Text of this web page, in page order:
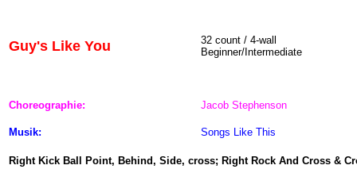
Guy's Like You
32 count / 4-wall
Beginner/Intermediate
Choreographie: Jacob Stephenson
Musik: Songs Like This
Right Kick Ball Point, Behind, Side, cross; Right Rock And Cross &